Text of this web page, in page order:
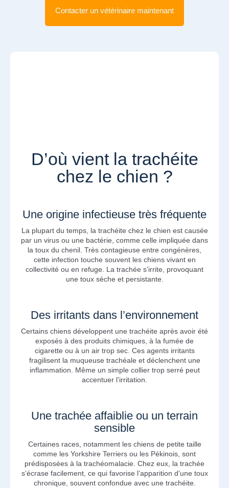
Contacter un vétérinaire maintenant
D’où vient la trachéite
chez le chien ?
Une origine infectieuse très fréquente
La plupart du temps, la trachéite chez le chien est causée
par un virus ou une bactérie, comme celle impliquée dans
la toux du chenil. Très contagieuse entre congénères,
cette infection touche souvent les chiens vivant en
collectivité ou en refuge. La trachée s’irrite, provoquant
une toux sèche et persistante.
Des irritants dans l’environnement
Certains chiens développent une trachéite après avoir été
exposés à des produits chimiques, à la fumée de
cigarette ou à un air trop sec. Ces agents irritants
fragilisent la muqueuse trachéale et déclenchent une
inflammation. Même un simple collier trop serré peut
accentuer l’irritation.
Une trachée affaiblie ou un terrain
sensible
Certaines races, notamment les chiens de petite taille
comme les Yorkshire Terriers ou les Pékinois, sont
prédisposées à la trachéomalacie. Chez eux, la trachée
s’écrase facilement, ce qui favorise l’apparition d’une toux
chronique, souvent confondue avec une trachéite.